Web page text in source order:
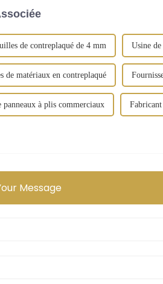
de contreplaqué de 4 mm Usine
de matériaux en contreplaqué
panneaux à plis commerciaux
Message